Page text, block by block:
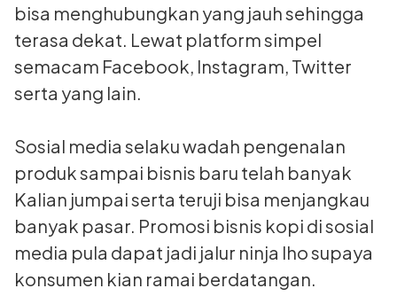
bisa menghubungkan yang jauh sehingga
terasa dekat. Lewat platform simpel
semacam Facebook, Instagram, Twitter
serta yang lain.
Sosial media selaku wadah pengenalan
produk sampai bisnis baru telah banyak
Kalian jumpai serta teruji bisa menjangkau
banyak pasar. Promosi bisnis kopi di sosial
media pula dapat jadi jalur ninja lho supaya
konsumen kian ramai berdatangan.